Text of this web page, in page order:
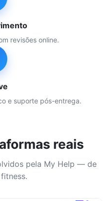
revisões online.
e suporte pós-entrega.
reais
pela My Help — de